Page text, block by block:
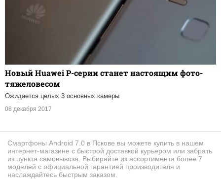
Новый Huawei P-серии станет настоящим фото-
тяжеловесом
Ожидается целых 3 основных камеры
08 декабря 2017
Смартфоны Android 7.0 в Пскове вы можете купить в нашем
интернет-магазине с быстрой доставкой курьером или забрать
из пункта самовывоза. Выбирайте из ассортимента более 7
моделей с официальной гарантией производителя и
наслаждайтесь быстрым заказом.